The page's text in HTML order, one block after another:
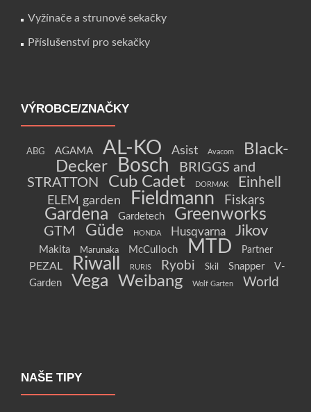
Vyžínače a strunové sekačky
Příslušenství pro sekačky
VÝROBCE/ZNAČKY
ABG AGAMA AL-KO Asist Avacom
Black-
Decker
Bosch
BRIGGS and
STRATTON
Cub Cadet DORMAK Einhell
ELEM garden Fieldmann Fiskars
Gardena Gardetech Greenworks
GTM Güde HONDA Husqvarna Jikov
Makita Marunaka McCulloch MTD Partner
PEZAL Riwall RURIS Ryobi Skil Snapper
V-
Garden
Vega Weibang Wolf Garten World
NAŠE TIPY